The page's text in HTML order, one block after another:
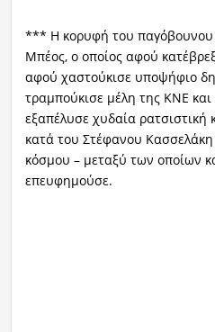
*** Η κορυφή του παγόβουνου
Μπέος, ο οποίος αφού
αφού χαστούκισε υποψήφιο
τραμπούκισε μέλη της ΚΝΕ και
εξαπέλυσε χυδαία ρατσιστική
κατά του Στέφανου
κόσμου – μεταξύ των οποίων
επευφημούσε.